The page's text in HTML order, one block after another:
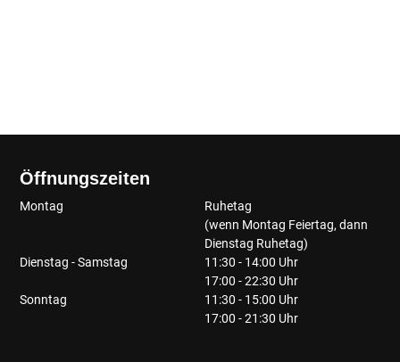
Öffnungszeiten
Montag
Ruhetag
(wenn Montag Feiertag, dann
Dienstag Ruhetag)
Dienstag - Samstag
11:30 - 14:00 Uhr
17:00 - 22:30 Uhr
Sonntag
11:30 - 15:00 Uhr
17:00 - 21:30 Uhr